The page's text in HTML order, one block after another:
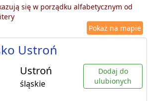
się w porządku alfabetycznym od
Pokaż na mapie
Ustroń
Ustroń
śląskie
Dodaj do
ulubionych